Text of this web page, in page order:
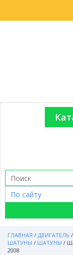
ГЛАВНАЯ / ДВИГАТЕЛЬ /
ШАТУНЫ / ШАТУНЫ /
2008